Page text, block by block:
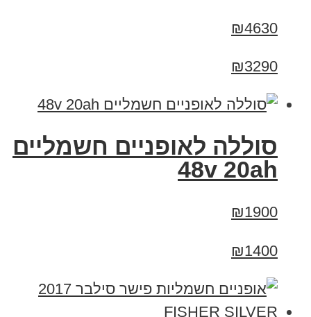
₪4630
₪3290
סוללה לאופניים חשמליים
48v 20ah
₪1900
₪1400